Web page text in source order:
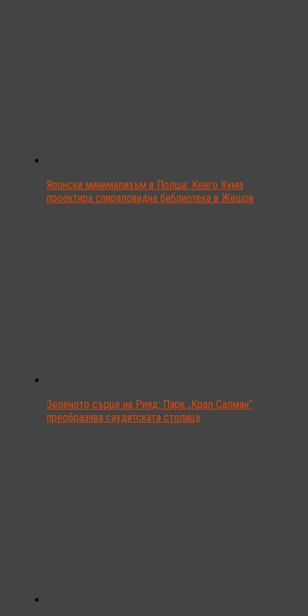
Японски минимализъм в Полша: Кенго Кума
проектира спираловидна библиотека в Жешов
Зеленото сърце на Рияд: Парк „Крал Салман“
преобразява саудитската столица